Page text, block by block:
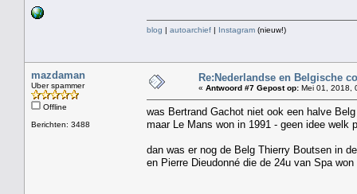
blog | autoarchief | Instagram (nieuw!)
mazdaman
Uber spammer
Offline
Berichten: 3488
Re:Nederlandse en Belgische
« Antwoord #7 Gepost op: Mei 01, 2018,
was Bertrand Gachot niet ook een halve
maar Le Mans won in 1991 - geen idee welk
dan was er nog de Belg Thierry Boutsen in
en Pierre Dieudonné die de 24u van Spa